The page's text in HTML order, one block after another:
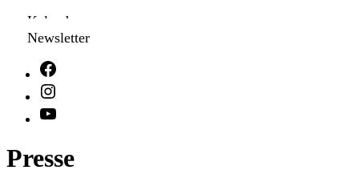
Kalender
Newsletter
Presse